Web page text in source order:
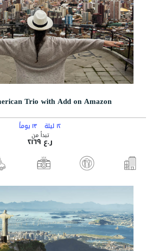
Trio with Add on Amazon
١٢ ليلة ١٣ يوماً
تبدأ منر.ع ٢١٦٩